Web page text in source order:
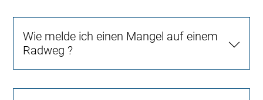
Wie melde ich einen Mangel auf einem
Radweg ?